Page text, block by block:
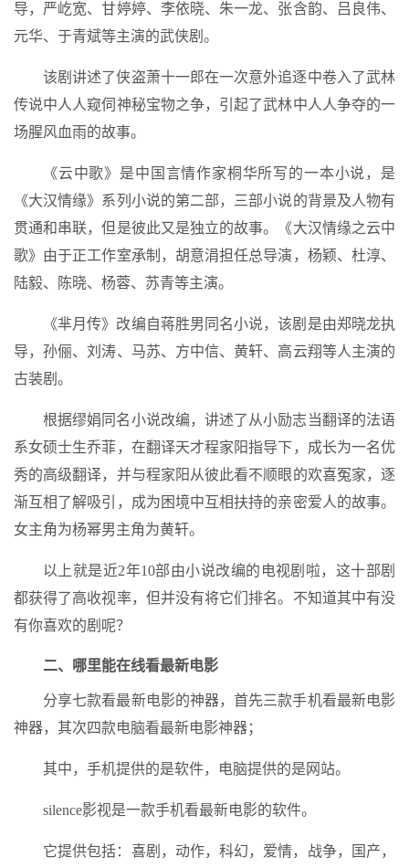
导，严屹宽、甘婷婷、李依晓、朱一龙、张含韵、吕良伟、
元华、于青斌等主演的武侠剧。
该剧讲述了侠盗萧十一郎在一次意外追逐中卷入了武林
传说中人人窥伺神秘宝物之争，引起了武林中人人争夺的一
场腥风血雨的故事。
《云中歌》是中国言情作家桐华所写的一本小说，是
《大汉情缘》系列小说的第二部，三部小说的背景及人物有
贯通和串联，但是彼此又是独立的故事。《大汉情缘之云中
歌》由于正工作室承制，胡意涓担任总导演，杨颖、杜淳、
陆毅、陈晓、杨蓉、苏青等主演。
《芈月传》改编自蒋胜男同名小说，该剧是由郑晓龙执
导，孙俪、刘涛、马苏、方中信、黄轩、高云翔等人主演的
古装剧。
根据缪娟同名小说改编，讲述了从小励志当翻译的法语
系女硕士生乔菲，在翻译天才程家阳指导下，成长为一名优
秀的高级翻译，并与程家阳从彼此看不顺眼的欢喜冤家，逐
渐互相了解吸引，成为困境中互相扶持的亲密爱人的故事。
女主角为杨幂男主角为黄轩。
以上就是近2年10部由小说改编的电视剧啦，这十部剧
都获得了高收视率，但并没有将它们排名。不知道其中有没
有你喜欢的剧呢？
二、哪里能在线看最新电影
分享七款看最新电影的神器，首先三款手机看最新电影
神器，其次四款电脑看最新电影神器；
其中，手机提供的是软件，电脑提供的是网站。
silence影视是一款手机看最新电影的软件。
它提供包括：喜剧，动作，科幻，爱情，战争，国产，